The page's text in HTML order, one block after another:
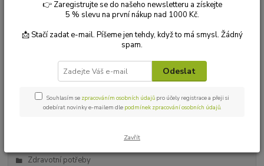
Kategorie blogu
Přírodní kosmetika
Přírodní aromaterapie
Bio drogerie
Zdravotní potřeby
👉 Zaregistrujte se do našeho newsletteru a získejte
5 % slevu na první nákup nad 1000 Kč.
📩 Stačí zadat e-mail. Píšeme jen tehdy, když to má smysl. Žádný
spam.
Odeslat
Souhlasím se zpracováním osobních údajů pro účely registrace a přeji si
odebírat novinky e-mailem dle podmínek zpracování osobních údajů.
Zavřít